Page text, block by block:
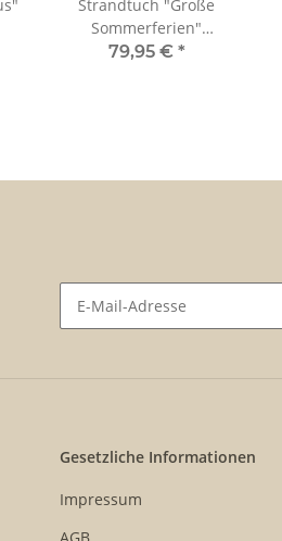
Strandtuch "Große
Sommerferien"
100x180cm
79,95 € *
Gesetzliche Informationen
Impressum